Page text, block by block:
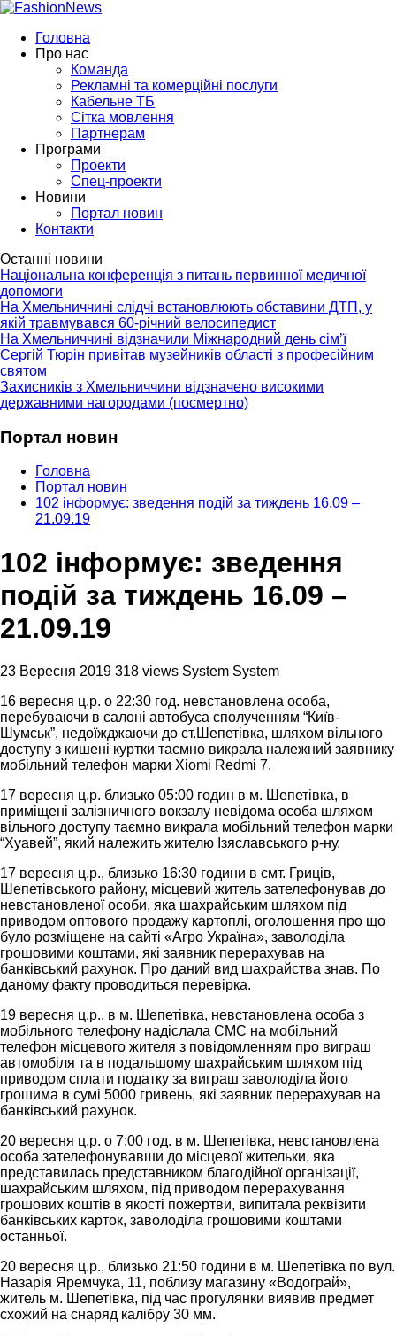
Головна
Про нас
Команда
Рекламні та комерційні послуги
Кабельне ТБ
Сітка мовлення
Партнерам
Програми
Проекти
Спец-проекти
Новини
Портал новин
Контакти
Останні новини
Національна конференція з питань первинної медичної
допомоги
На Хмельниччині слідчі встановлюють обставини ДТП, у
якій травмувався 60-річний велосипедист
На Хмельниччині відзначили Міжнародний день сім’ї
Сергій Тюрін привітав музейників області з професійним
святом
Захисників з Хмельниччини відзначено високими
державними нагородами (посмертно)
Портал новин
Головна
Портал новин
102 інформує: зведення подій за тиждень 16.09 –
21.09.19
102 інформує: зведення
подій за тиждень 16.09 –
21.09.19
23 Вересня 2019 318 views System System
16 вересня ц.р. о 22:30 год. невстановлена особа,
перебуваючи в салоні автобуса сполученням “Київ-
Шумськ”, недоїжджаючи до ст.Шепетівка, шляхом вільного
доступу з кишені куртки таємно викрала належний заявнику
мобільний телефон марки Xiomi Redmi 7.
17 вересня ц.р. близько 05:00 годин в м. Шепетівка, в
приміщені залізничного вокзалу невідома особа шляхом
вільного доступу таємно викрала мобільний телефон марки
“Хуавей”, який належить жителю Ізяславського р-ну.
17 вересня ц.р., близько 16:30 години в смт. Гриців,
Шепетівського району, місцевий житель зателефонував до
невстановленої особи, яка шахрайським шляхом під
приводом оптового продажу картоплі, оголошення про що
було розміщене на сайті «Агро Україна», заволоділа
грошовими коштами, які заявник перерахував на
банківський рахунок. Про даний вид шахрайства знав. По
даному факту проводиться перевірка.
19 вересня ц.р., в м. Шепетівка, невстановлена особа з
мобільного телефону надіслала СМС на мобільний
телефон місцевого жителя з повідомленням про виграш
автомобіля та в подальшому шахрайським шляхом під
приводом сплати податку за виграш заволоділа його
грошима в сумі 5000 гривень, які заявник перерахував на
банківський рахунок.
20 вересня ц.р. о 7:00 год. в м. Шепетівка, невстановлена
особа зателефонувавши до місцевої жительки, яка
представилась представником благодійної організації,
шахрайським шляхом, під приводом перерахування
грошових коштів в якості пожертви, випитала реквізити
банківських карток, заволоділа грошовими коштами
останньої.
20 вересня ц.р., близько 21:50 години в м. Шепетівка по вул.
Назарія Яремчука, 11, поблизу магазину «Водограй»,
житель м. Шепетівка, під час прогулянки виявив предмет
схожий на снаряд калібру 30 мм.